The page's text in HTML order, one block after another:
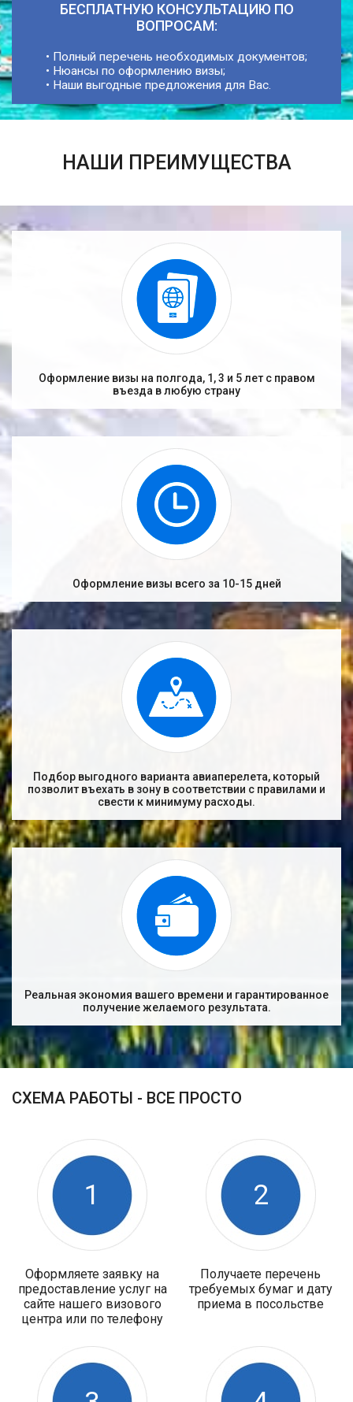
БЕСПЛАТНУЮ КОНСУЛЬТАЦИЮ ПО
ВОПРОСАМ:
• Полный перечень необходимых документов;
• Нюансы по оформлению визы;
• Наши выгодные предложения для Вас.
НАШИ ПРЕИМУЩЕСТВА
Оформление визы на полгода, 1, 3 и 5 лет с правом
въезда в любую страну
Оформление визы всего за 10-15 дней
Подбор выгодного варианта авиаперелета, который
позволит въехать в зону в соответствии с правилами и
свести к минимуму расходы.
Реальная экономия вашего времени и гарантированное
получение желаемого результата.
СХЕМА РАБОТЫ - ВСЕ ПРОСТО
1
Оформляете заявку на
предоставление услуг на
сайте нашего визового
центра или по телефону
2
Получаете перечень
требуемых бумаг и дату
приема в посольстве